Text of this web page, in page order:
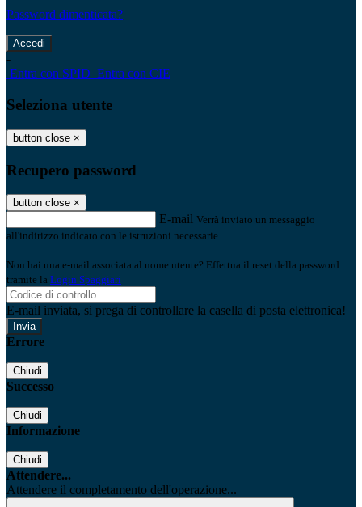
Password dimenticata?
-
Entra con SPID Entra con CIE
Seleziona utente
button close ×
Recupero password
button close ×
E-mail Verrà inviato un messaggio
all'indirizzo indicato con le istruzioni necessarie.
Non hai una e-mail associata al nome utente? Effettua il reset della password
tramite la Login Spaggiari
E-mail inviata, si prega di controllare la casella di posta elettronica!
Errore
Chiudi
Successo
Chiudi
Informazione
Chiudi
Attendere...
Attendere il completamento dell'operazione...